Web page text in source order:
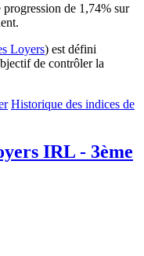
de 1,74% sur
Loyers) est défini
de contrôler la
Historique des indices de
IRL - 3ème